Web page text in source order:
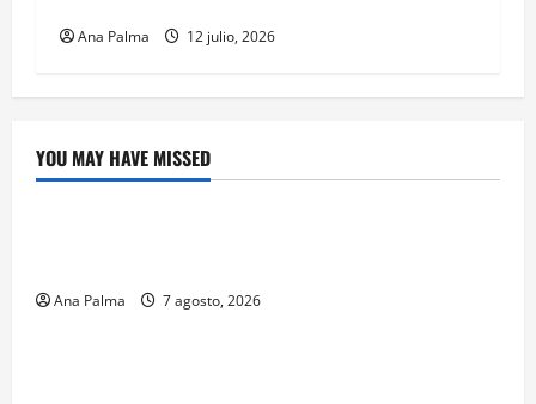
Ana Palma 12 julio, 2026
YOU MAY HAVE MISSED
Crítica de Cine
Ana Palma 7 agosto, 2026
Educación